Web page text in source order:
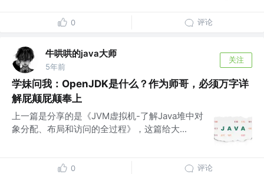
0 评论
牛哄哄的java大师
5年前
关注
学妹问我：OpenJDK是什么？作为师哥，必须万字详
解屁颠屁颠奉上
上一篇是分享的是《JVM虚拟机-了解Java堆中对
象分配、布局和访问的全过程》，这篇给大...
0 评论